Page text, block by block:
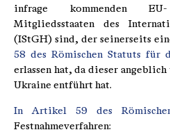
infrage kommenden
Mitgliedsstaaten des
(IStGH) sind, der seinerseits
58 des Römischen Statuts für
erlassen hat, da dieser
Ukraine entführt hat.
In Artikel 59 des
Festnahmeverfahren: